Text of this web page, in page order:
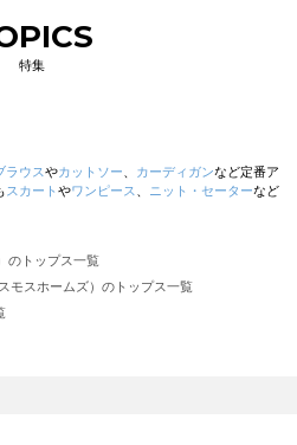
特集
ラウスやカットソー カーディガンなど定番ア
スカート やワンピース ニット・セーターなど
のトップス一覧
モスホームズ）のトップス一覧
バイサマンサモスモス）のトップス一覧
ブルー）のトップス一覧